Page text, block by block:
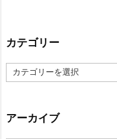
カテゴリー
テ
ー
アーカイブ